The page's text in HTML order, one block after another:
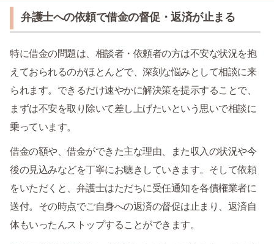
弁護士への依頼で借金の督促・返済が止まる
特に借金の問題は、相談者・依頼者の方は不安な状況を抱
えておられるのがほとんどで、深刻な悩みとして相談に来
られます。できるだけ速やかに解決策を提示することで、
まずは不安を取り除いて差し上げたいという思いで相談に
乗っています。
借金の額や、借金ができた主な理由、また収入の状況や今
後の見込みなどを丁寧にお聴きしていきます。そして依頼
をいただくと、弁護士はただちに受任通知を各債権業者に
送付。その時点でご自身への返済の督促は止まり、返済自
体もいったんストップすることができます。